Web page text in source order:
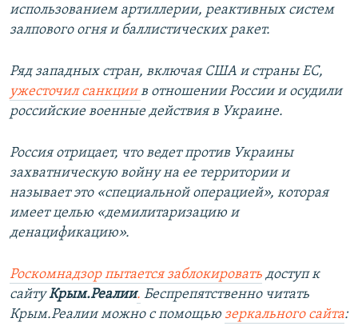
использованием артиллерии, реактивных систем
залпового огня и баллистических ракет.
Ряд западных стран, включая США и страны ЕС,
ужесточил санкциив отношении России и осудили
российские военные действия в Украине.
Россия отрицает, что ведет против Украины
захватническую войну на ее территории и
называет это «специальной операцией», которая
имеет целью «демилитаризацию и
денацификацию».
Роскомнадзор пытается заблокировать доступ к
сайтуКрым.Реалии. Беспрепятственно читать
Крым.Реалии можно с помощью зеркального сайта: